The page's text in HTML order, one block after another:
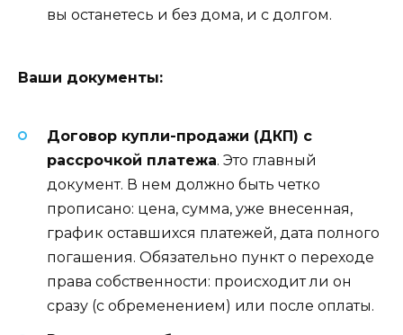
вы останетесь и без дома, и с долгом.
Ваши документы:
Договор купли-продажи (ДКП) с
рассрочкой платежа. Это главный
документ. В нем должно быть четко
прописано: цена, сумма, уже внесенная,
график оставшихся платежей, дата полного
погашения. Обязательно пункт о переходе
права собственности: происходит ли он
сразу (с обременением) или после оплаты.